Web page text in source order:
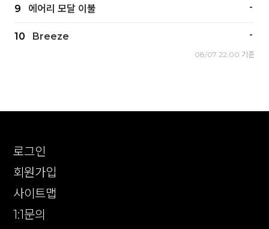
9 에어리 모달 이불 -
10 Breeze -
08/07 22:00 기준
로그인
회원가입
사이트맵
1:1문의